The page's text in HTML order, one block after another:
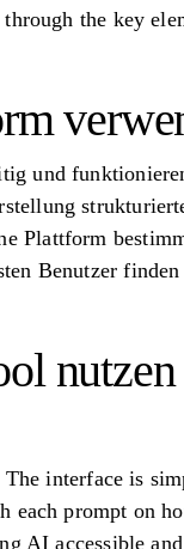
the key
und
Plattform
Benutzer finden
The interface is
each prompt on
AI accessible